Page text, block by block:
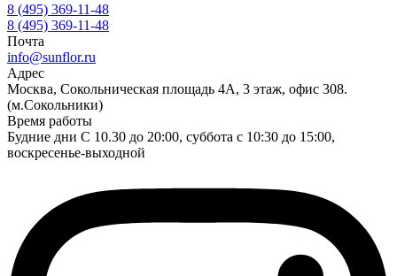
8 (495) 369-11-48
8 (495) 369-11-48
Почта
info@sunflor.ru
Адрес
Москва, Сокольническая площадь 4А, 3 этаж, офис 308.
(м.Сокольники)
Время работы
Будние дни C 10.30 до 20:00, суббота с 10:30 до 15:00,
воскресенье-выходной